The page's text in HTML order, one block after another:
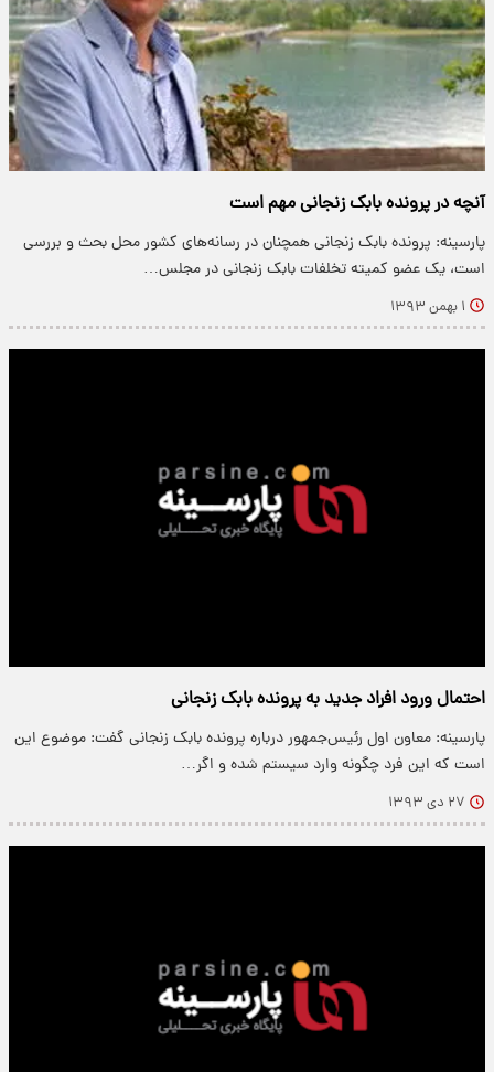
آنچه در پرونده بابک زنجانی مهم است
پارسینه: پرونده بابک زنجانی همچنان در رسانه‌های کشور محل بحث و بررسی
است، یک عضو کمیته تخلفات بابک زنجانی در مجلس…
۱ بهمن ۱۳۹۳
احتمال ورود افراد جدید به پرونده بابک زنجانی
پارسینه: معاون اول رئیس‌جمهور درباره پرونده بابک زنجانی گفت: موضوع این
است که این فرد چگونه وارد سیستم شده و اگر…
۲۷ دی ۱۳۹۳